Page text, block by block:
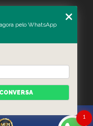
de 19/02/1998)
1
pelo WhatsApp